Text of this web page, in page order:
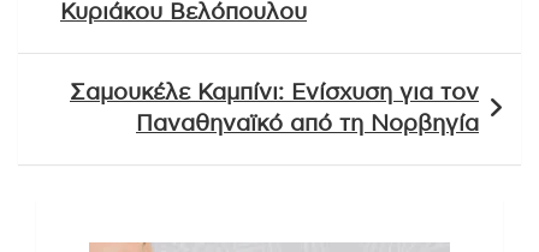
Κυριάκου Βελόπουλου
Σαμουκέλε Καμπίνι: Ενίσχυση για τον
Παναθηναϊκό από τη Νορβηγία